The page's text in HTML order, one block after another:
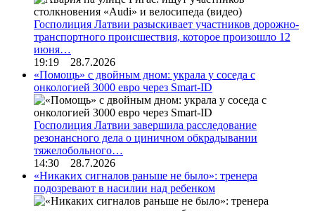
Госполиция Латвии разыскивает участников дорожно-
транспортного происшествия, которое произошло 12
июня…
19:19 28.7.2026
«Помощь» с двойным дном: украла у соседа с
онкологией 3000 евро через Smart-ID
Госполиция Латвии завершила расследование
резонансного дела о циничном обкрадывании
тяжелобольного…
14:30 28.7.2026
«Никаких сигналов раньше не было»: тренера
подозревают в насилии над ребенком